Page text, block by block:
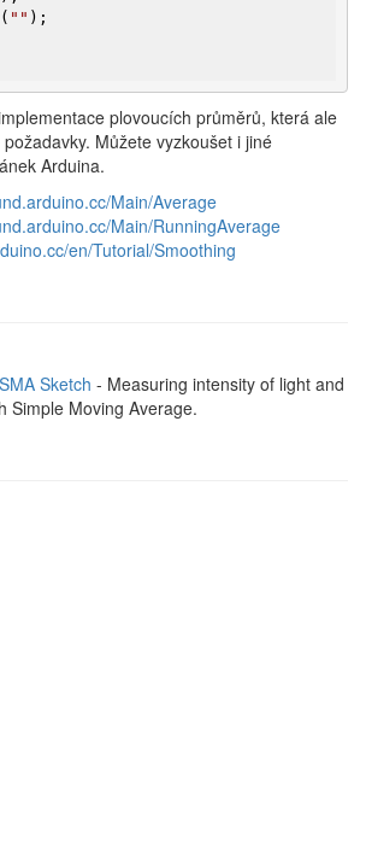
"" );
plovoucích průměrů, která ale
Můžete vyzkoušet i jiné
Arduina.
Main/Average
Main/RunningAverage
en/Tutorial/Smoothing
Sketch - Measuring intensity of light and
Simple Moving Average.